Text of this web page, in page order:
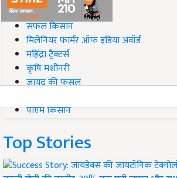
#Top on Krishi Jagran
सफल किसान
मिलेनियर फार्मर ऑफ इंडिया अवॉर्ड
महिंद्रा ट्रैक्टर्स
कृषि मशीनरी
जायद की फसल
पीएम किसान
Top Stories